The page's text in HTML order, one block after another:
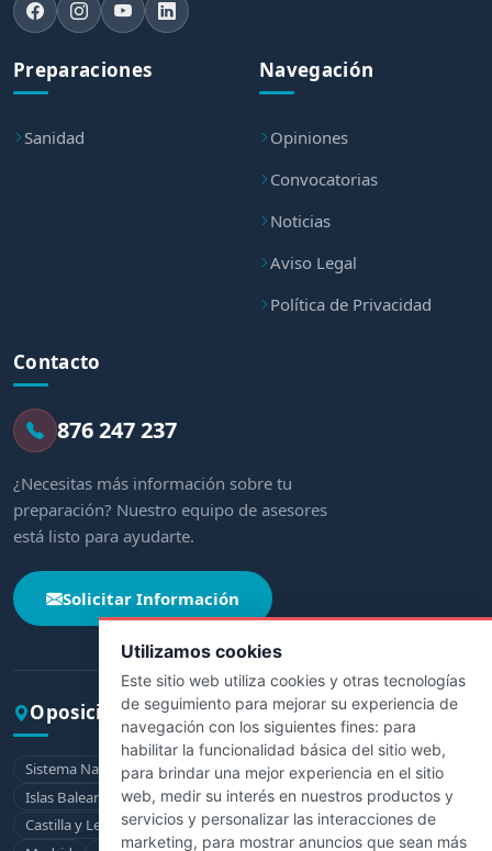
Utilizamos cookies
Este sitio web utiliza cookies y otras tecnologías
de seguimiento para mejorar su experiencia de
navegación con los siguientes fines: para
habilitar la funcionalidad básica del sitio web,
para brindar una mejor experiencia en el sitio
web, medir su interés en nuestros productos y
servicios y personalizar las interacciones de
marketing, para mostrar anuncios que sean más
Preparaciones
Sanidad
Navegación
Opiniones
Convocatorias
Noticias
Aviso Legal
Política de Privacidad
Contacto
876 247 237
¿Necesitas más información sobre tu
preparación? Nuestro equipo de asesores
está listo para ayudarte.
Solicitar Información
Oposiciones por comunidad
Sistema Nacional de Salud Andalucía Aragón
Asturias
Islas Baleares
Canarias Cantabria
Castilla-La Mancha
Castilla y León
Cataluña Extremadura Galicia
La Rioja